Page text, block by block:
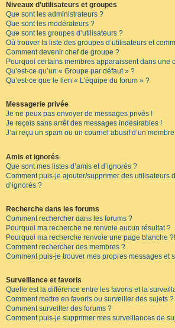
Niveaux d’utilisateurs et groupes
Que sont les administrateurs ?
Que sont les modérateurs ?
Que sont les groupes d’utilisateurs ?
Où trouver la liste des groupes d’utilisateurs et
Comment devenir chef de groupe ?
Pourquoi certains membres apparaissent dans une
Qu’est-ce qu’un « Groupe par défaut » ?
Qu’est-ce que le lien « L’équipe du forum » ?
Messagerie privée
Je ne peux pas envoyer de messages privés !
Je reçois sans arrêt des messages indésirables !
J’ai reçu un spam ou un courriel abusif d’un
Amis et ignorés
Que sont mes listes d’amis et d’ignorés ?
Comment puis-je ajouter/supprimer des utilisateurs
d’ignorés ?
Recherche dans les forums
Comment rechercher dans les forums ?
Pourquoi ma recherche ne renvoie aucun résultat ?
Pourquoi ma recherche renvoie une page blanche ?!
Comment rechercher des membres ?
Comment puis-je trouver mes propres messages et
Surveillance et favoris
Quelle est la différence entre les favoris et la
Comment mettre en favoris ou surveiller des sujets ?
Comment surveiller des forums ?
Comment puis-je supprimer mes surveillances de